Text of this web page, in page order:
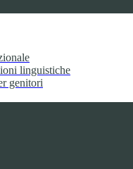
linguistiche
genitori